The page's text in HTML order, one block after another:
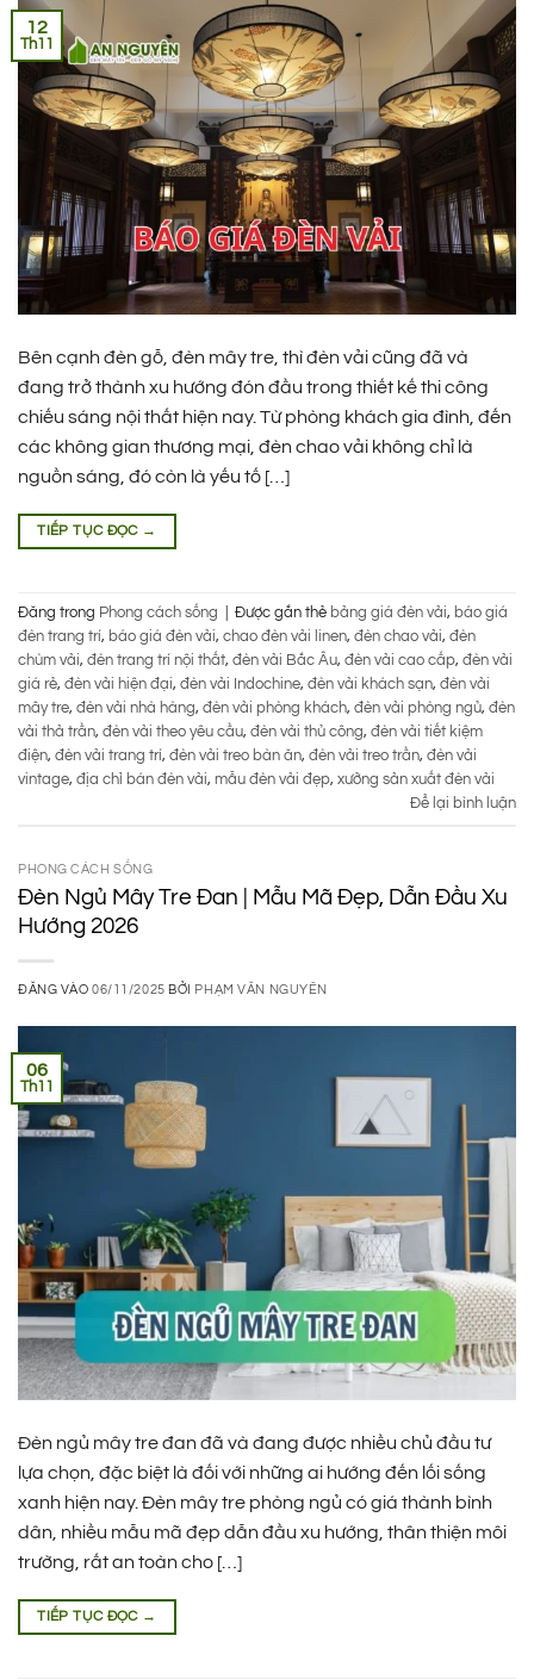
12
Th11
Bên cạnh đèn gỗ, đèn mây tre, thì đèn vải cũng đã và
đang trở thành xu hướng đón đầu trong thiết kế thi công
chiếu sáng nội thất hiện nay. Từ phòng khách gia đình, đến
các không gian thương mại, đèn chao vải không chỉ là
nguồn sáng, đó còn là yếu tố […]
TIẾP TỤC ĐỌC →
Đăng trong Phong cách sống Được gắn thẻ bảng giá đèn vải, báo giá
đèn trang trí, báo giá đèn vải, chao đèn vải linen, đèn chao vải, đèn
chùm vải, đèn trang trí nội thất, đèn vải Bắc Âu, đèn vải cao cấp, đèn vải
giá rẻ, đèn vải hiện đại, đèn vải Indochine, đèn vải khách sạn, đèn vải
mây tre, đèn vải nhà hàng, đèn vải phòng khách, đèn vải phòng ngủ, đèn
vải thả trần, đèn vải theo yêu cầu, đèn vải thủ công, đèn vải tiết kiệm
điện, đèn vải trang trí, đèn vải treo bàn ăn, đèn vải treo trần, đèn vải
vintage, địa chỉ bán đèn vải, mẫu đèn vải đẹp, xưởng sản xuất đèn vải
Để lại bình luận
PHONG CÁCH SỐNG
Đèn Ngủ Mây Tre Đan | Mẫu Mã Đẹp, Dẫn Đầu Xu
Hướng 2026
ĐĂNG VÀO06/11/2025 BỞI PHẠM VĂN NGUYÊN
06
Th11
Đèn ngủ mây tre đan đã và đang được nhiều chủ đầu tư
lựa chọn, đặc biệt là đối với những ai hướng đến lối sống
xanh hiện nay. Đèn mây tre phòng ngủ có giá thành bình
dân, nhiều mẫu mã đẹp dẫn đầu xu hướng, thân thiện môi
trường, rất an toàn cho […]
TIẾP TỤC ĐỌC →